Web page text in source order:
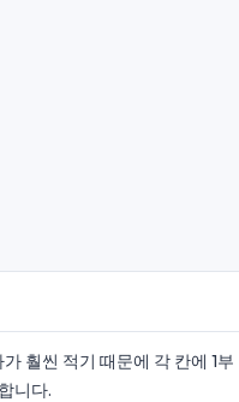
훨씬 적기 때문에 각 칸에 1부
니다.